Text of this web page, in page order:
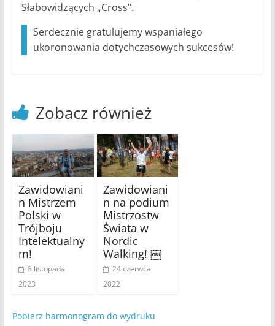
Słabowidzących „Cross”.
Serdecznie gratulujemy wspaniałego
ukoronowania dotychczasowych sukcesów!
Zobacz również
Zawidowiani
n Mistrzem
Polski w
Trójboju
Intelektualny
m!
8 listopada
2023
Zawidowiani
n na podium
Mistrzostw
Świata w
Nordic
Walking! ￼
24 czerwca
2022
Pobierz harmonogram do wydruku